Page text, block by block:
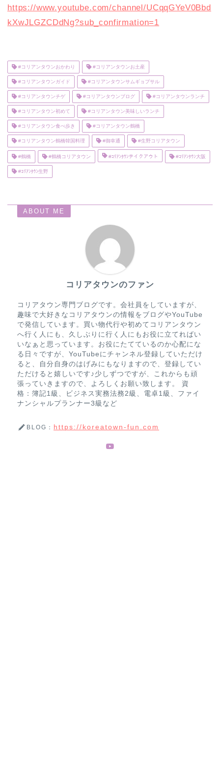
https://www.youtube.com/channel/UCqqGYeV0Bbd
kXwJLGZCDdNg?sub_confirmation=1
#コリアンタウンおかわり #コリアンタウンお土産
#コリアンタウンガイド #コリアンタウンサムギョプサル
#コリアンタウンチゲ #コリアンタウンブログ #コリアンタウンランチ
#コリアンタウン初めて #コリアンタウン美味しいランチ
#コリアンタウン食べ歩き #コリアンタウン鶴橋
#コリアンタウン鶴橋韓国料理 #御幸通 #生野コリアタウン
#鶴橋 #鶴橋コリアタウン #ｺﾘｱﾝﾀｳﾝテイクアウト #ｺﾘｱﾝﾀｳﾝ大阪
#ｺﾘｱﾝﾀｳﾝ生野
ABOUT ME
コリアタウンのファン
コリアタウン専門ブログです。会社員をしていますが、
趣味で大好きなコリアタウンの情報をブログやYouTube
で発信しています。買い物代行や初めてコリアンタウン
へ行く人にも、久しぶりに行く人にもお役に立てればい
いなぁと思っています。お役にたてているのか心配にな
る日々ですが、YouTubeにチャンネル登録していただけ
ると、自分自身のはげみにもなりますので、登録してい
ただけると嬉しいです♪少しずつですが、これからも頑
張っていきますので、よろしくお願い致します。 資
格：簿記1級、ビジネス実務法務2級、電卓1級、ファイ
ナンシャルプランナー3級など
BLOG： https://koreatown-fun.com